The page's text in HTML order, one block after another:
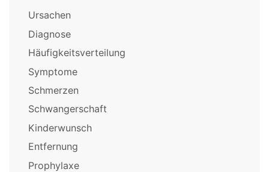
Ursachen
Diagnose
Häufigkeitsverteilung
Symptome
Schmerzen
Schwangerschaft
Kinderwunsch
Entfernung
Prophylaxe